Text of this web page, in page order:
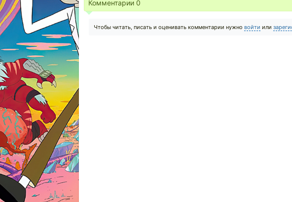
Комментарии 0
Чтобы читать, писать и оценивать комментарии нужно войти или